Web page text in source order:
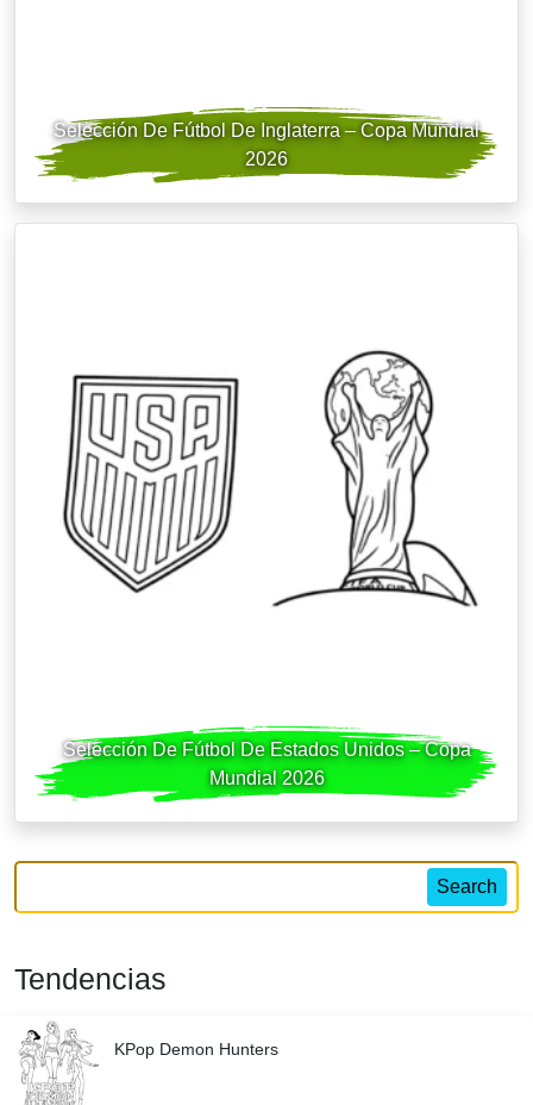
Selección De Fútbol De Inglaterra – Copa Mundial
2026
Selección De Fútbol De Estados Unidos – Copa
Mundial 2026
Search
Tendencias
KPop Demon Hunters